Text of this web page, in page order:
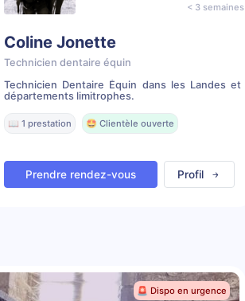
< 3 semaines
Coline Jonette
Technicien dentaire équin
Technicien Dentaire Équin dans les Landes et
départements limitrophes.
📖 1 prestation 🤩 Clientèle ouverte
Prendre rendez-vous Profil
🚨 Dispo en urgence